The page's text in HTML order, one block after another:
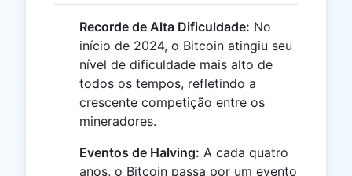
Recorde de Alta Dificuldade: No
início de 2024, o Bitcoin atingiu seu
nível de dificuldade mais alto de
todos os tempos, refletindo a
crescente competição entre os
mineradores.
Eventos de Halving: A cada quatro
anos, o Bitcoin passa por um evento